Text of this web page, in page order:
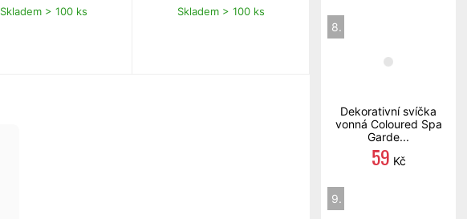
Skladem > 100 ks Skladem > 100 ks
8.
Dekorativní svíčka
vonná Coloured Spa
Garde...
59 Kč
9.